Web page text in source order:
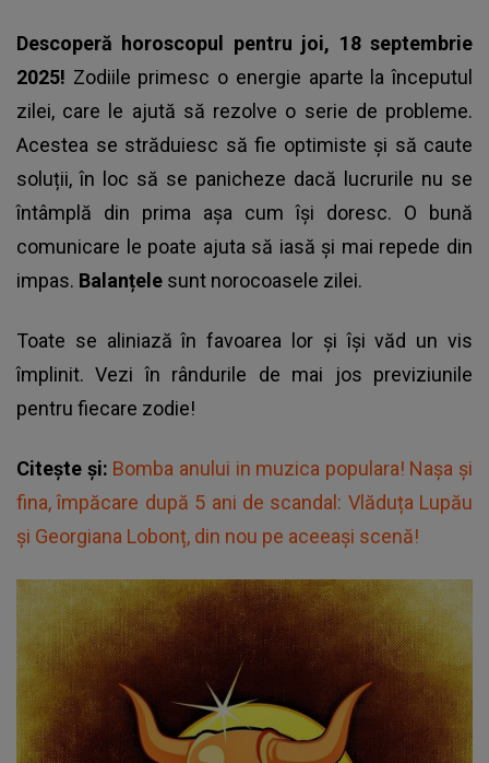
Descoperă horoscopul pentru joi, 18 septembrie
2025! Zodiile primesc o energie aparte la începutul
zilei, care le ajută să rezolve o serie de probleme.
Acestea se străduiesc să fie optimiste și să caute
soluții, în loc să se panicheze dacă lucrurile nu se
întâmplă din prima așa cum își doresc. O bună
comunicare le poate ajuta să iasă și mai repede din
impas. Balanțele sunt norocoasele zilei.
Toate se aliniază în favoarea lor și își văd un vis
împlinit. Vezi în rândurile de mai jos previziunile
pentru fiecare zodie!
Citește și: Bomba anului in muzica populara! Nașa și
fina, împăcare după 5 ani de scandal: Vlăduța Lupău
și Georgiana Lobonț, din nou pe aceeași scenă!